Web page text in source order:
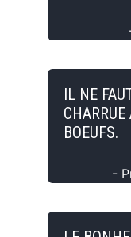
IL NE
BOEUFS.
-